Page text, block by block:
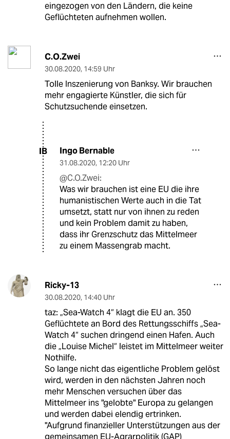
eingezogen von den Ländern, die keine
Geflüchteten aufnehmen wollen.
C.O.Zwei
30.08.2020, 14:59 Uhr
Tolle Inszenierung von Banksy. Wir brauchen
mehr engagierte Künstler, die sich für
Schutzsuchende einsetzen.
IB Ingo Bernable
31.08.2020, 12:20 Uhr
@C.O.Zwei:
Was wir brauchen ist eine EU die ihre
humanistischen Werte auch in die Tat
umsetzt, statt nur von ihnen zu reden
und kein Problem damit zu haben,
dass ihr Grenzschutz das Mittelmeer
zu einem Massengrab macht.
Ricky-13
30.08.2020, 14:40 Uhr
taz: „Sea-Watch 4“ klagt die EU an. 350
Geflüchtete an Bord des Rettungsschiffs „Sea-
Watch 4“ suchen dringend einen Hafen. Auch
die „Louise Michel“ leistet im Mittelmeer weiter
Nothilfe.
So lange nicht das eigentliche Problem gelöst
wird, werden in den nächsten Jahren noch
mehr Menschen versuchen über das
Mittelmeer ins "gelobte" Europa zu gelangen
und werden dabei elendig ertrinken.
"Aufgrund finanzieller Unterstützungen aus der